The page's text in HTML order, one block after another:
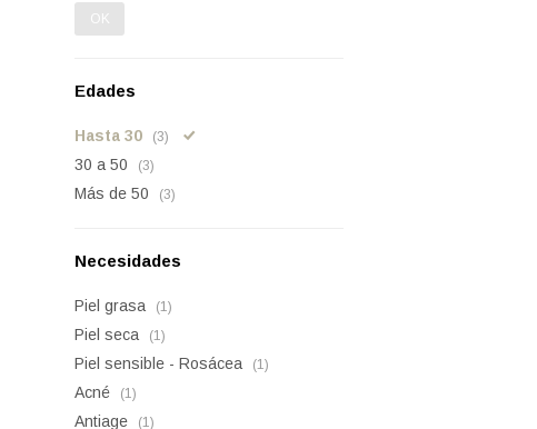
OK
Edades
Hasta 30 (3)
30 a 50 (3)
Más de 50 (3)
Necesidades
Piel grasa (1)
Piel seca (1)
Piel sensible - Rosácea (1)
Acné (1)
Antiage (1)